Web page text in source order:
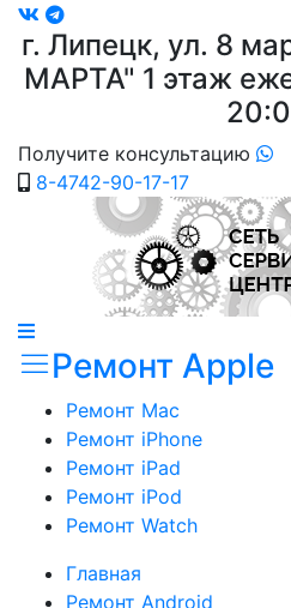
г. Липецк, ул. 8
МАРТА" 1 этаж
Получите консультацию
8-4742-90-17-17
Ремонт Apple
Ремонт Mac
Ремонт iPhone
Ремонт iPad
Ремонт iPod
Ремонт Watch
Главная
Ремонт Android